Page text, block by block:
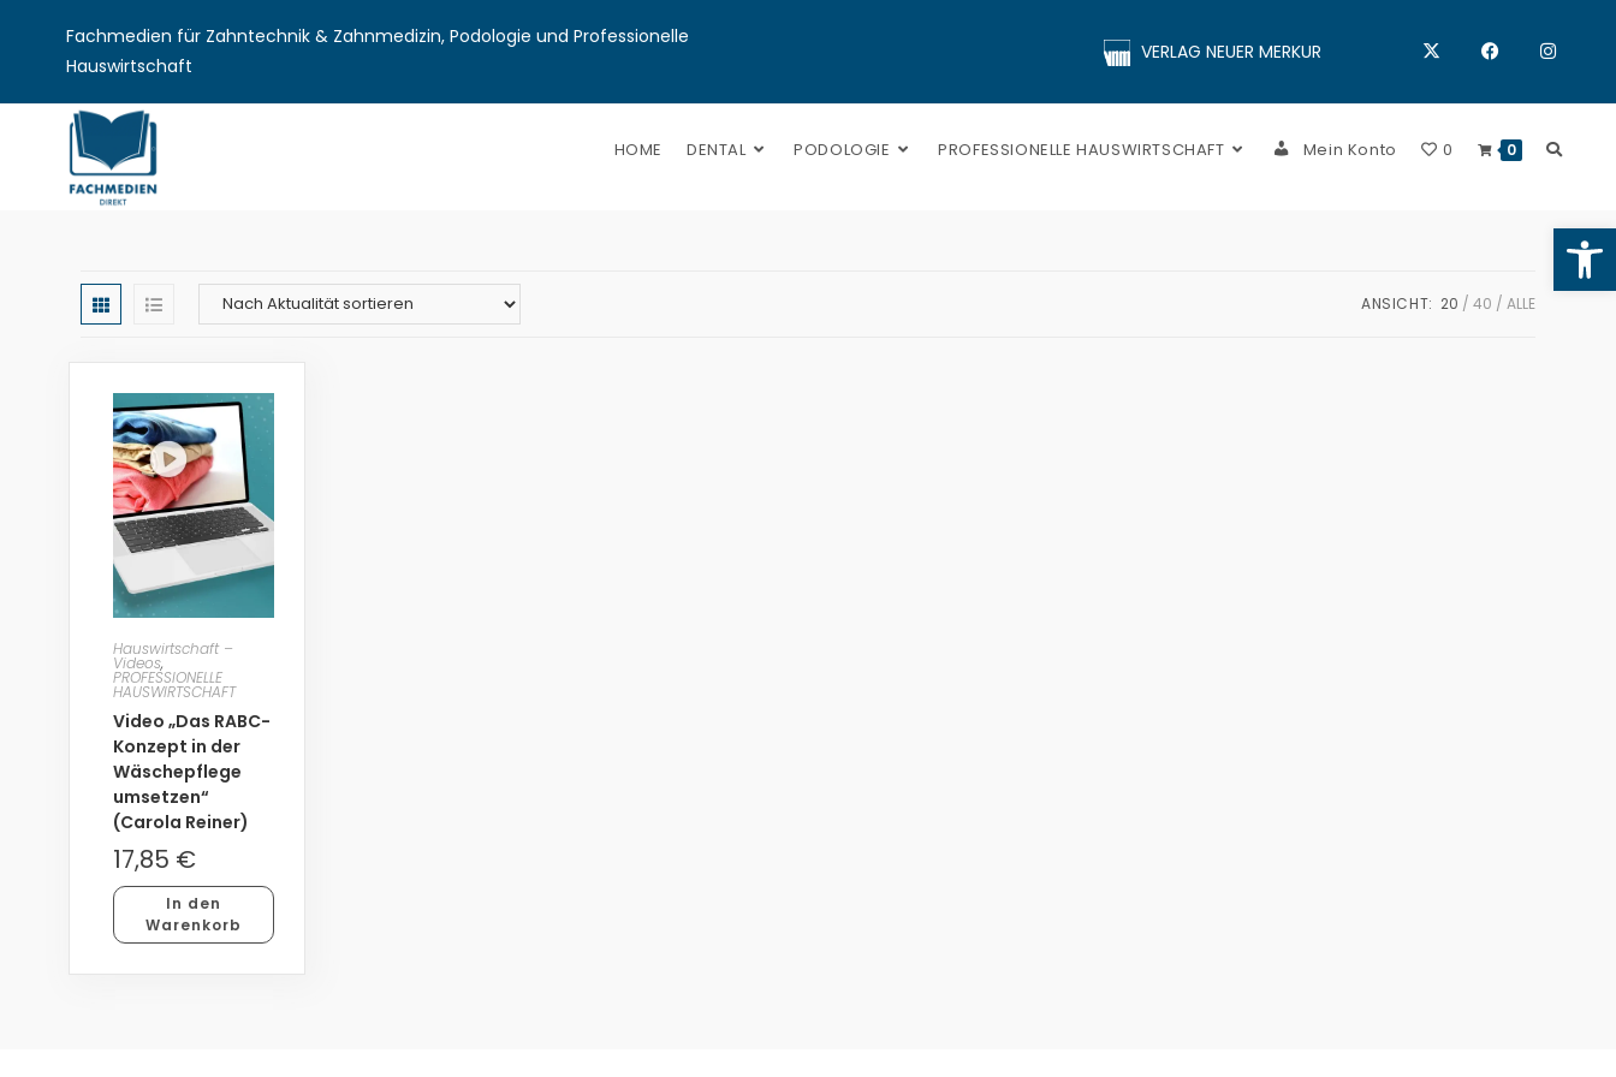
Fachmedien für Zahntechnik & Zahnmedizin, Podologie und Professionelle
Hauswirtschaft
VERLAG NEUER MERKUR
HOME DENTAL PODOLOGIE PROFESSIONELLE HAUSWIRTSCHAFT Mein Konto 0 0
ANSICHT: 20 40 ALLE
Hauswirtschaft –
Videos,
PROFESSIONELLE
HAUSWIRTSCHAFT
Video „Das RABC-
Konzept in der
Wäschepflege
umsetzen“
(Carola Reiner)
17,85 €
In den
Warenkorb